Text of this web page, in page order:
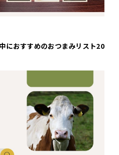
におすすめのおつまみリスト20